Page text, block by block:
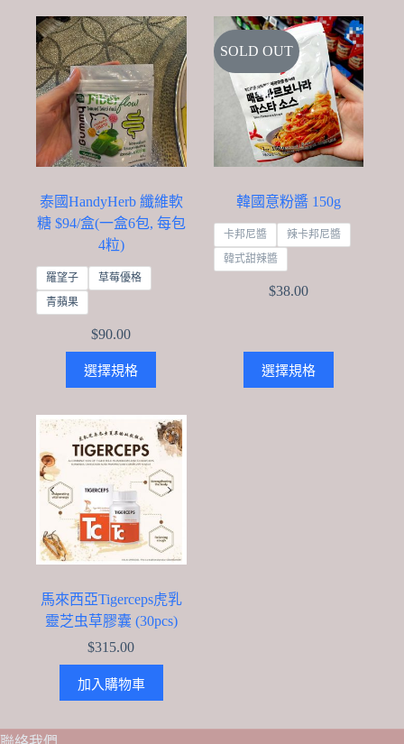
泰國HandyHerb 纖維軟
糖 $94/盒(一盒6包, 每包
4粒)
羅望子
草莓優格
青蘋果
$90.00
選擇規格
product
has
variants.
The
options
may
be
chosen
on
the
product
page
SOLD OUT
韓國意粉醬 150g
卡邦尼醬
辣卡邦尼醬
韓式甜辣醬
$38.00
選擇規格
product
has
馬來西亞Tigerceps虎乳
靈芝虫草膠囊 (30pcs)
$315.00
加入購物車